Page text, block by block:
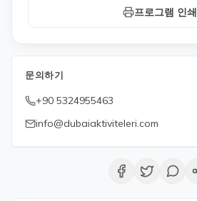
프로그램 인쇄
문의하기
+90 5324955463
info@dubaiaktiviteleri.com